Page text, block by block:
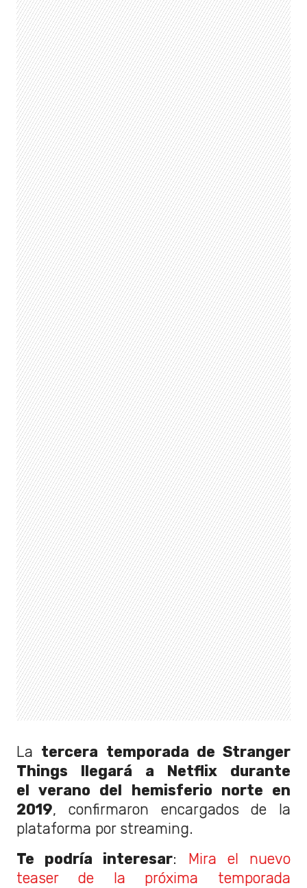
La tercera temporada de Stranger
Things llegará a Netflix durante
el verano del hemisferio norte en
2019, confirmaron encargados de la
plataforma por streaming.
Te podría interesar: Mira el nuevo
teaser de la próxima temporada